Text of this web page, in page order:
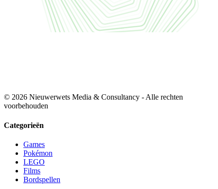
© 2026 Nieuwerwets Media & Consultancy - Alle rechten
voorbehouden
Categorieën
Games
Pokémon
LEGO
Films
Bordspellen